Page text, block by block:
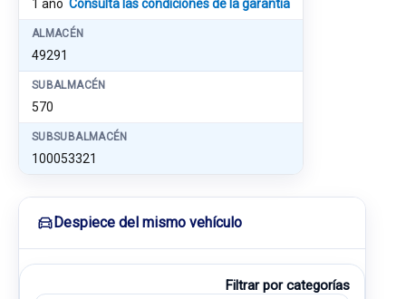
1 año Consulta las condiciones de la garantía
ALMACÉN
49291
SUBALMACÉN
570
SUBSUBALMACÉN
100053321
Despiece del mismo vehículo
Filtrar por categorías